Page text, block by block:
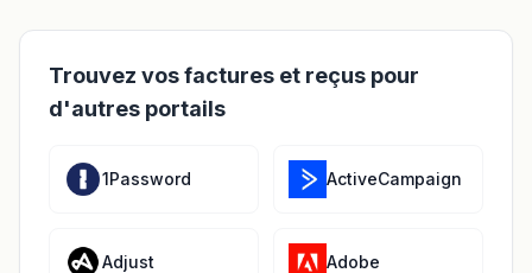
Trouvez vos factures et reçus pour
d'autres portails
1Password ActiveCampaign
Adjust Adobe